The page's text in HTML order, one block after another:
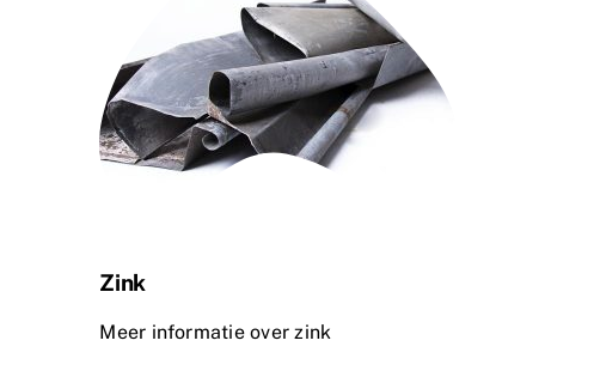
Zink
Meer informatie over zink